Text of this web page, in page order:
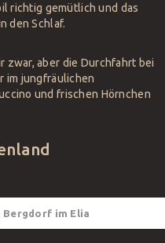
richtig gemütlich und das
den Schlaf.
zwar, aber die Durchfahrt bei
im jungfräulichen
und frischen Hörnchen
Bergdorf im Elia